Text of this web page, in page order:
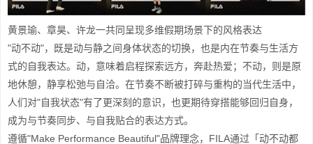
黄景瑜、章昊、许龙一共同呈现多维假期场景下的风格表达
"动不动"，既是动与静之间身体状态的切换，也是内在节奏与生活方
式的自我表达。动，意味着启程探索远方，奔赴热爱；不动，则是原
地休憩，静享松弛与自洽。在节奏不断被打碎与重构的当代生活中，
人们对"自我状态"有了更深刻的意识，也更期待穿搭能够回归自身，
成为与节奏同步、与自我贴合的表达方式。
遵循"Make Performance Beautiful"品牌理念，FILA通过「动不动都